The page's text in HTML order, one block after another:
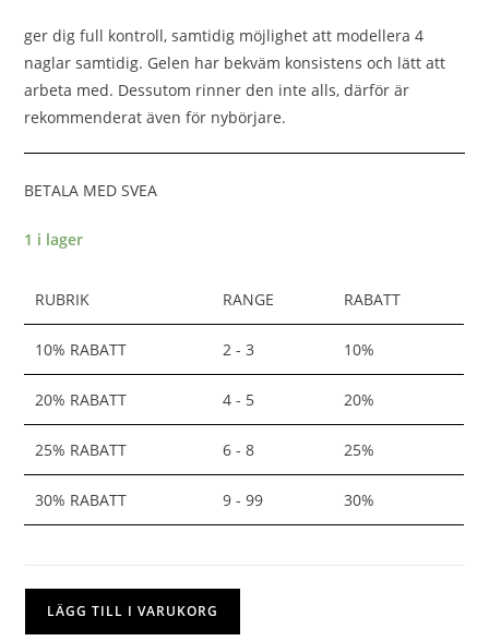
ger dig full kontroll, samtidig möjlighet att modellera 4
naglar samtidig. Gelen har bekväm konsistens och lätt att
arbeta med. Dessutom rinner den inte alls, därför är
rekommenderat även för nybörjare.
BETALA MED SVEA
1 i lager
RUBRIK RANGE RABATT
10% RABATT 2 - 3 10%
20% RABATT 4 - 5 20%
25% RABATT 6 - 8 25%
30% RABATT 9 - 99 30%
LÄGG TILL I VARUKORG